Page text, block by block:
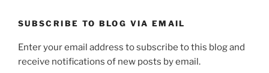
SUBSCRIBE TO BLOG VIA EMAIL
Enter your email address to subscribe to this blog and
receive notifications of new posts by email.